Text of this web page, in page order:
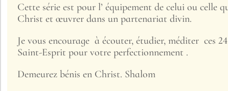
Cette série est pour l’ équipement de celui ou celle
Christ et œuvrer dans un partenariat divin.
Je vous encourage à écouter, étudier, méditer ces
Saint-Esprit pour votre perfectionnement .
Demeurez bénis en Christ. Shalom